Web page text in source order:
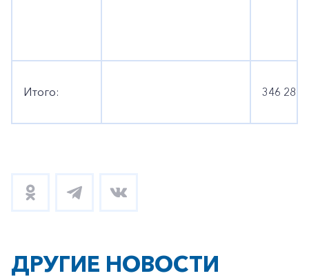
Итого: 346
ДРУГИЕ НОВОСТИ